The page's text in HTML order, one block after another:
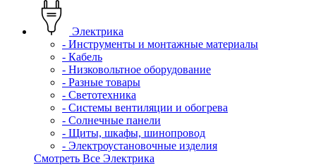
Электрика
- Инструменты и монтажные материалы
- Кабель
- Низковольтное оборудование
- Разные товары
- Светотехника
- Системы вентиляции и обогрева
- Солнечные панели
- Щиты, шкафы, шинопровод
- Электроустановочные изделия
Смотреть Все Электрика